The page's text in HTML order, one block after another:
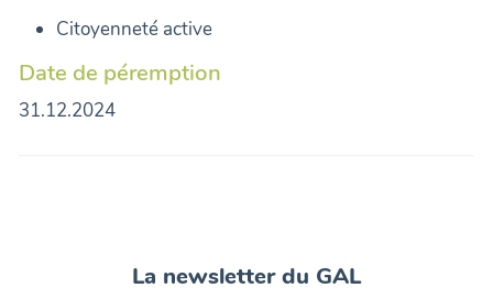
Citoyenneté active
Date de péremption
31.12.2024
La newsletter du GAL